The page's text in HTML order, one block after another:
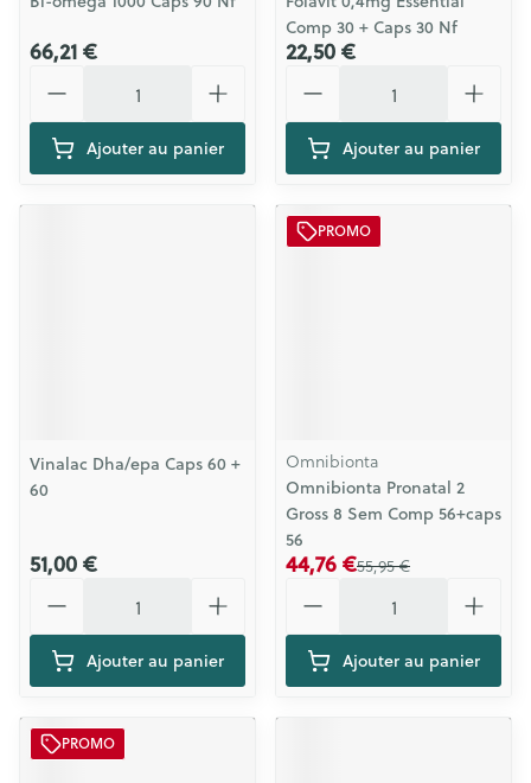
66,21 €
Ajouter au panier
Comp 30 + Caps 30 Nf
22,50 €
Ajouter au panier
Vinalac Dha/epa Caps 60 +
60
51,00 €
Ajouter au panier
PROMO
Omnibionta
Omnibionta Pronatal 2
Gross 8 Sem Comp 56+caps
56
55,95 €
44,76 €
Ajouter au panier
PROMO